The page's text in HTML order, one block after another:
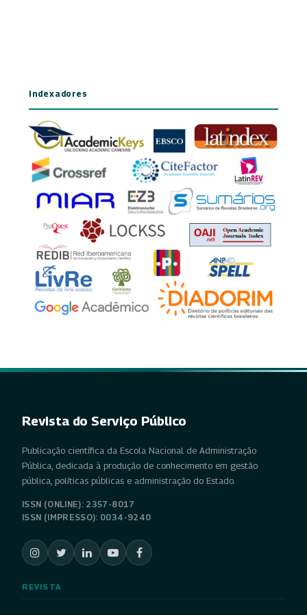
Indexadores
Revista do Serviço Público
Publicação científica da Escola Nacional de Administração
Pública, dedicada à produção de conhecimento em gestão
pública, políticas públicas e administração do Estado.
ISSN (ONLINE): 2357-8017
ISSN (IMPRESSO): 0034-9240
REVISTA